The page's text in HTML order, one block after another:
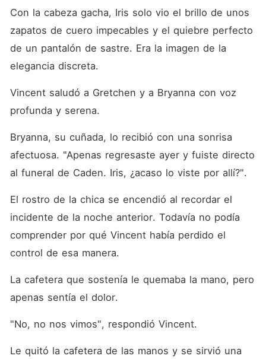
Con la cabeza gacha, Iris solo vio el brillo de unos
zapatos de cuero impecables y el quiebre perfecto
de un pantalón de sastre. Era la imagen de la
elegancia discreta.
Vincent saludó a Gretchen y a Bryanna con voz
profunda y serena.
Bryanna, su cuñada, lo recibió con una sonrisa
afectuosa. "Apenas regresaste ayer y fuiste directo
al funeral de Caden. Iris, ¿acaso lo viste por allí?".
El rostro de la chica se encendió al recordar el
incidente de la noche anterior. Todavía no podía
comprender por qué Vincent había perdido el
control de esa manera.
La cafetera que sostenía le quemaba la mano, pero
apenas sentía el dolor.
"No, no nos vimos", respondió Vincent.
Le quitó la cafetera de las manos y se sirvió una